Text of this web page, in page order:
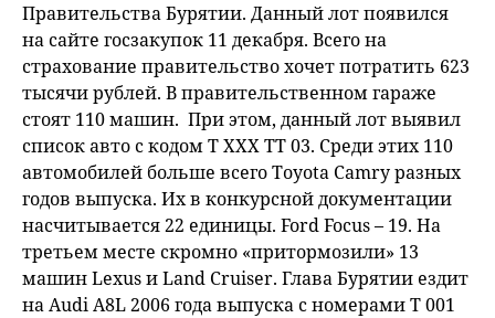
Правительства Бурятии. Данный лот появился
на сайте госзакупок 11 декабря. Всего на
страхование правительство хочет потратить 623
тысячи рублей. В правительственном гараже
стоят 110 машин. При этом, данный лот выявил
список авто с кодом Т ХХХ ТТ 03. Среди этих 110
автомобилей больше всего Toyota Camry разных
годов выпуска. Их в конкурсной документации
насчитывается 22 единицы. Ford Focus – 19. На
третьем месте скромно «притормозили» 13
машин Lexus и Land Cruiser. Глава Бурятии ездит
на Audi А8L 2006 года выпуска с номерами Т 001